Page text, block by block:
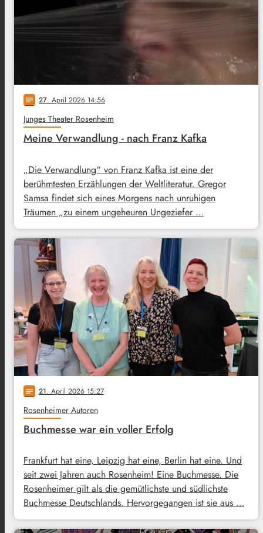
notes 27. April 2026 14:56
Junges Theater Rosenheim
Meine Verwandlung - nach Franz Kafka
„Die Verwandlung“ von Franz Kafka ist eine der
berühmtesten Erzählungen der Weltliteratur. Gregor
Samsa findet sich eines Morgens nach unruhigen
Träumen „zu einem ungeheuren Ungeziefer …
notes 21. April 2026 15:27
Rosenheimer Autoren
Buchmesse war ein voller Erfolg
Frankfurt hat eine, Leipzig hat eine, Berlin hat eine. Und
seit zwei Jahren auch Rosenheim! Eine Buchmesse. Die
Rosenheimer gilt als die gemütlichste und südlichste
Buchmesse Deutschlands. Hervorgegangen ist sie aus …